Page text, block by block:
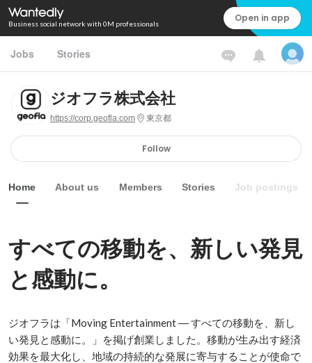
Business social network with 0M professionals Open in app
Jobs Stories
ジオフラ株式会社
https://corp.geofla.com 東京都
Follow
Home About us Members Stories Job postings
すべての移動を、新しい発見
と感動に。
ジオフラは「Moving Entertainment ― すべての移動を、新し
い発見と感動に。」を掲げ創業しました。移動が生み出す経済
効果を最大化し、地域の持続的な発展に寄与することが使命で